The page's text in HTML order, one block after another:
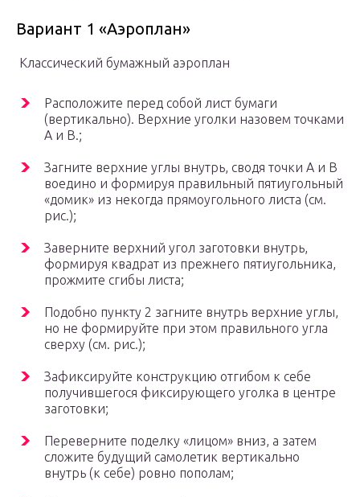
Вариант 1 «Аэроплан»
Классический бумажный аэроплан
Расположите перед собой лист бумаги
(вертикально). Верхние уголки назовем точками
А и В.;
Загните верхние углы внутрь, сводя точки А и В
воедино и формируя правильный пятиугольный
«домик» из некогда прямоугольного листа (см.
рис.);
Заверните верхний угол заготовки внутрь,
формируя квадрат из прежнего пятиугольника,
прожмите сгибы листа;
Подобно пункту 2 загните внутрь верхние углы,
но не формируйте при этом правильного угла
сверху (см. рис.);
Зафиксируйте конструкцию отгибом к себе
получившегося фиксирующего уголка в центре
заготовки;
Переверните поделку «лицом» вниз, а затем
сложите будущий самолетик вертикально
внутрь (к себе) ровно пополам;